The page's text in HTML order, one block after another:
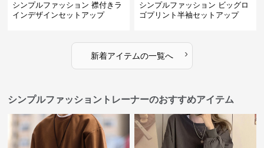
シンプルファッション 襟付きラ
インデザインセットアップ
シンプルファッション ビッグロ
ゴプリント半袖セットアップ
新着アイテムの一覧へ ›
シンプルファッショントレーナーのおすすめアイテム